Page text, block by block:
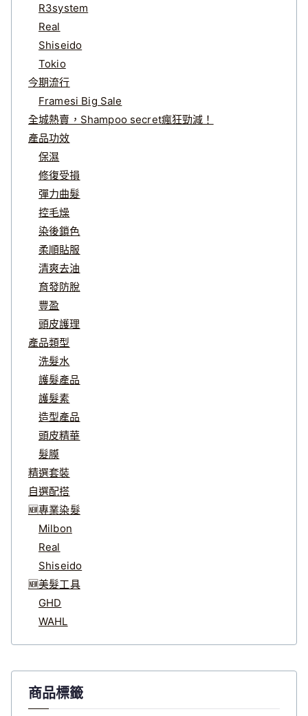
R3system
Real
Shiseido
Tokio
今期流行
Framesi Big Sale
全城熱賣，Shampoo secret瘋狂勁減！
產品功效
保濕
修復受損
彈力曲髮
控毛燥
染後鎖色
柔順貼服
清爽去油
育發防脫
豐盈
頭皮護理
產品類型
洗髮水
護髮產品
護髮素
造型產品
頭皮精華
髮膜
精選套裝
自選配搭
🆕專業染髮
Milbon
Real
Shiseido
🆕美髮工具
GHD
WAHL
商品標籤